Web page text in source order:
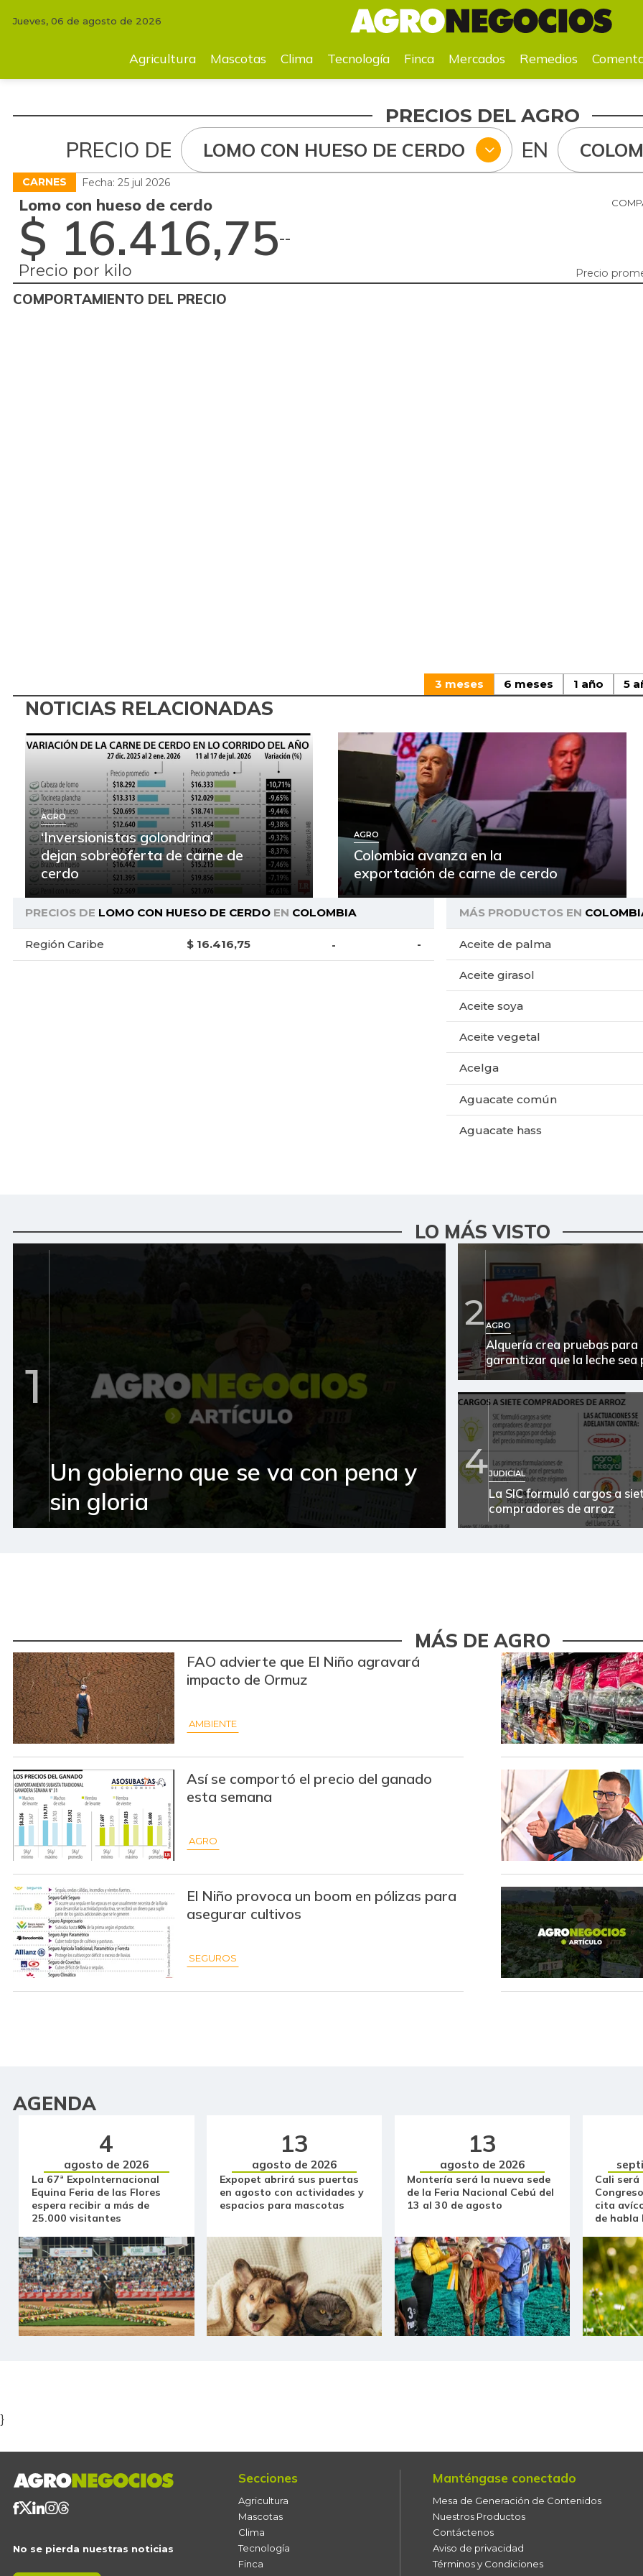
Mascotas Clima Tecnología Mercados Remedios Comentarios Agenda
Jueves, 06 de agosto de 2026
Agricultura Mascotas Clima Tecnología Finca Mercados Remedios
PRECIOS DEL AGRO
PRECIO DE LOMO CON HUESO DE CERDO EN
CARNES Fecha: 25 jul 2026
Lomo con hueso de cerdo
$ 16.416,75--
Precio por kilo
Precio
COMPORTAMIENTO DEL PRECIO
3 meses 6 meses 1 año 5
NOTICIAS RELACIONADAS
AGRO
‘Inversionistas golondrina’
dejan sobreoferta de carne de
cerdo
AGRO
Colombia avanza en la
exportación de carne de cerdo
PRECIOS DE LOMO CON HUESO DE CERDOEN COLOMBIA
Región Caribe $ 16.416,75 - -
MÁS PRODUCTOS EN
Aceite de palma
Aceite girasol
Aceite soya
Aceite vegetal
Acelga
Aguacate común
Aguacate hass
Ahuyamín
Ají dulce
Ají topito dulce
Alas de pollo sin costillar
Almejas con concha
Almejas sin concha
Apio
Arracacha amarilla
Arracacha blanca
Arroz de primera
Arroz de segunda
Arroz excelso
Arroz sopa cristal
Arveja amarilla seca
importada
Arveja enlatada
Arveja verde
Arveja verde en vaina
Arveja verde seca
Atún en lata
Azúcar refinada
Badea
Bagre rayado en postas
congelado
Bagre rayado entero
congelado
Bagre rayado entero fresco
Banano Bocadillo
Bocachico importado
Bocadillo veleño
Bola de brazo de res
LO MÁS VISTO
1
Un gobierno que se va con pena y
sin gloria
2AGRO
Alquería crea pruebas para
garantizar que la leche sea
4JUDICIAL
La SIC formuló cargos a
compradores de arroz
MÁS DE AGRO
FAO advierte que El Niño agravará
impacto de Ormuz
AMBIENTE
Así se comportó el precio del ganado
esta semana
AGRO
El Niño provoca un boom en pólizas para
asegurar cultivos
SEGUROS
AGENDA
4
agosto de 2026
La 67ª ExpoInternacional
Equina Feria de las Flores
espera recibir a más de
25.000 visitantes
13
agosto de 2026
Expopet abrirá sus puertas
en agosto con actividades y
espacios para mascotas
13
agosto de 2026
Montería será la nueva sede
de la Feria Nacional Cebú del
13 al 30 de agosto
Cali será
cita
de habla
}
No se pierda nuestras noticias
Secciones
Agricultura
Mascotas
Clima
Tecnología
Finca
Manténgase conectado
Mesa de Generación de Contenidos
Nuestros Productos
Contáctenos
Aviso de privacidad
Términos y Condiciones